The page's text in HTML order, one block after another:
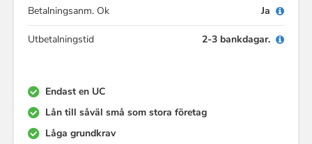
Betalningsanm. Ok Ja
Utbetalningstid 2-3 bankdagar.
Endast en UC
Lån till såväl små som stora företag
Låga grundkrav